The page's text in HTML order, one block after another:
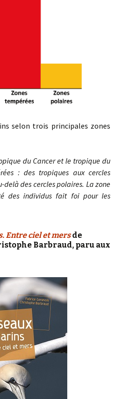
selon trois principales zones
du Cancer et le tropique du
: des tropiques aux cercles
des cercles polaires. La zone
des individus fait foi pour les
Entre ciel et mersde
Barbraud, paru aux